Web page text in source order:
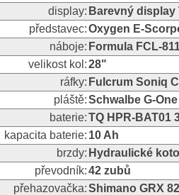
display: Barevný display
představec:Oxygen E-
náboje: Formula FCL-
velikost kol:28"
ráfky: Fulcrum Soniq
pláště:Schwalbe G-
baterie:TQ HPR-BAT01
kapacita baterie: 10 Ah
brzdy: Hydraulické
převodník:42 zubů
přehazovačka:Shimano GRX